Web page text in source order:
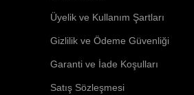
Üyelik ve Kullanım Şartları
Gizlilik ve Ödeme Güvenliği
Garanti ve İade Koşulları
Satış Sözleşmesi